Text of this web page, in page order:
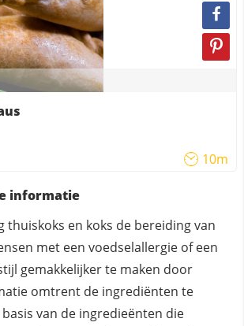
10m
informatie
thuiskoks en koks de bereiding van
met een voedselallergie of een
gemakkelijker te maken door
omtrent de ingrediënten te
van de ingredieënten die